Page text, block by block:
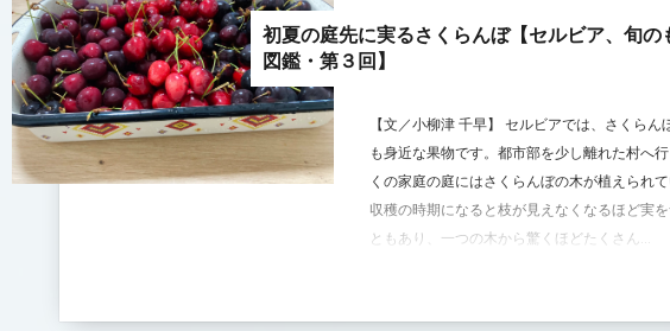
初夏の庭先に実るさくらんぼ【セルビア、旬の
図鑑・第３回】
【文／小柳津 千早】 セルビアでは、さくらん
も身近な果物です。都市部を少し離れた村へ
くの家庭の庭にはさくらんぼの木が植えられて
収穫の時期になると枝が見えなくなるほど実を
ともあり、一つの木から驚くほどたくさん...